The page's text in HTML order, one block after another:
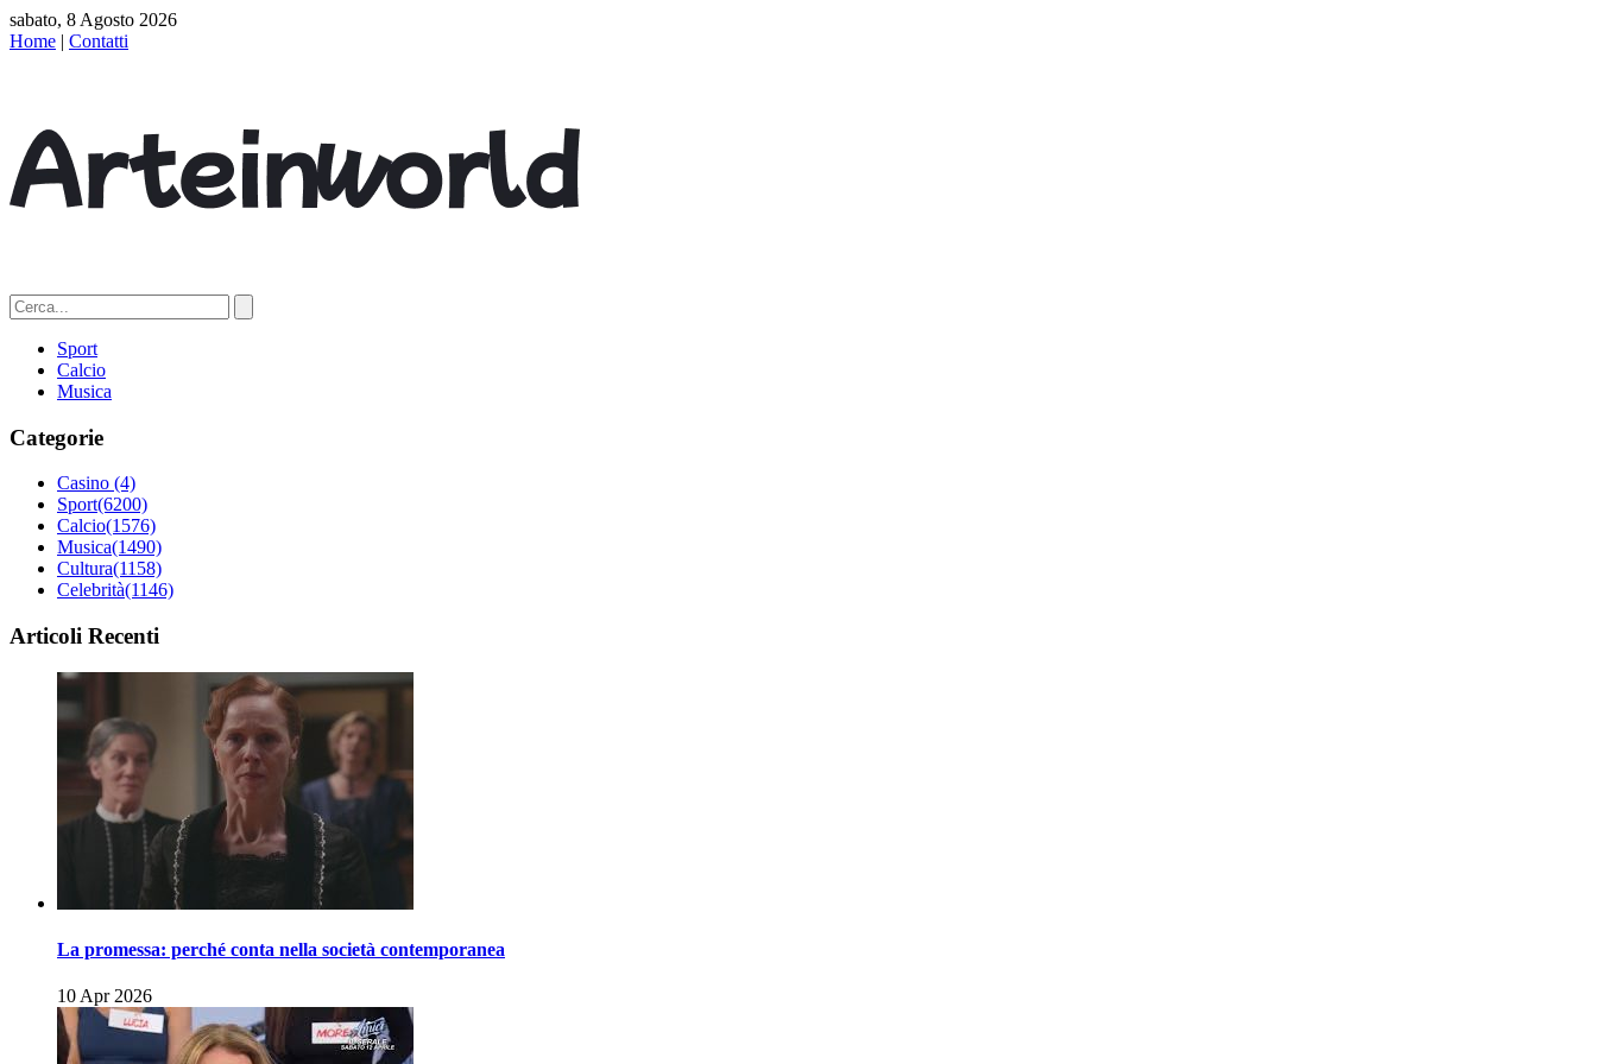
sabato, 8 Agosto 2026
Home | Contatti
Sport
Calcio
Musica
Categorie
Casino (4)
Sport(6200)
Calcio(1576)
Musica(1490)
Cultura(1158)
Celebrità(1146)
Articoli Recenti
La promessa: perché conta nella società contemporanea
10 Apr 2026